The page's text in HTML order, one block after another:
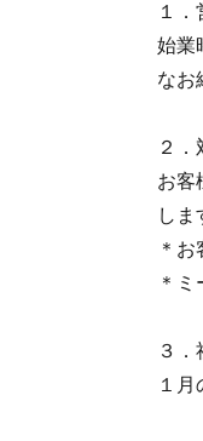
１．
始業
なお
２
お客
しま
＊
＊
３．
１